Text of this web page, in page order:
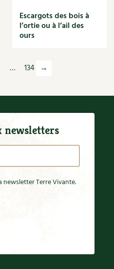
Escargots des bois à
l’ortie ou à l’ail des
ours
… 134 →
newsletter Terre Vivante.